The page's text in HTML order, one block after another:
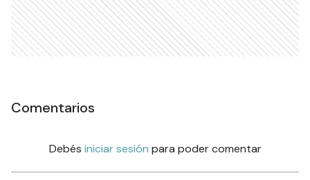
Comentarios
Debés iniciar sesión para poder comentar